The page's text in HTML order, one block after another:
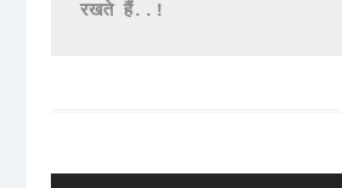
रखते हैं..!